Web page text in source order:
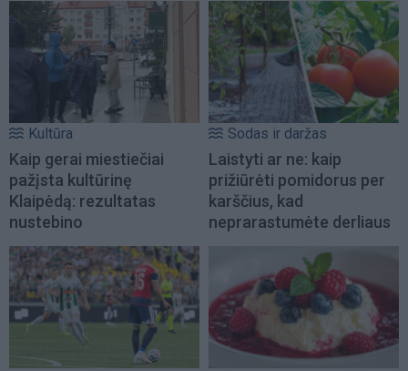
Kultūra
Kaip gerai miestiečiai
pažįsta kultūrinę
Klaipėdą: rezultatas
nustebino
Sodas ir daržas
Laistyti ar ne: kaip
prižiūrėti pomidorus per
karščius, kad
neprarastumėte derliaus